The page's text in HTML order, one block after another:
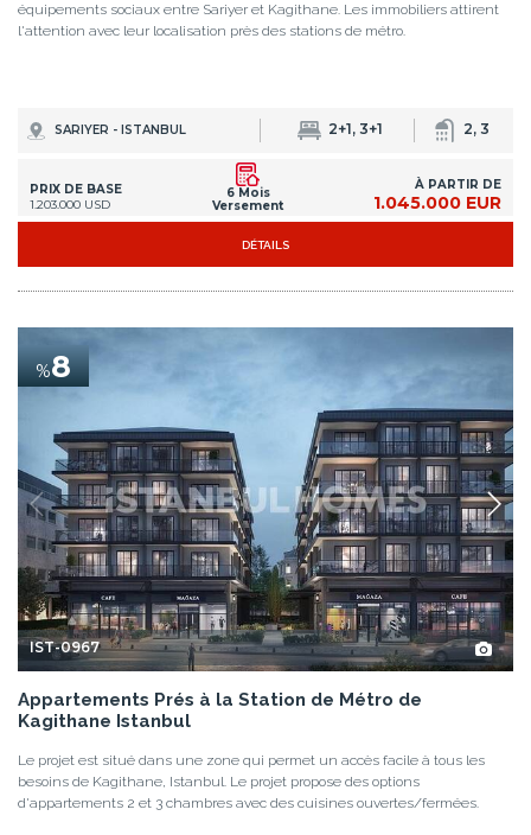
équipements sociaux entre Sariyer et Kagithane. Les immobiliers attirent
l'attention avec leur localisation près des stations de métro.
SARIYER - ISTANBUL 2+1, 3+1 2, 3
PRIX DE BASE
1.203.000 USD
6 Mois
Versement
À PARTIR DE
1.045.000 EUR
DÉTAILS
%8
IST-0967
Appartements Prés à la Station de Métro de
Kagithane Istanbul
Le projet est situé dans une zone qui permet un accès facile à tous les
besoins de Kagithane, Istanbul. Le projet propose des options
d'appartements 2 et 3 chambres avec des cuisines ouvertes/fermées.